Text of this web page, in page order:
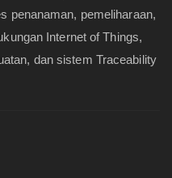
penanaman, pemeliharaan,
Internet of Things,
dan sistem Traceability